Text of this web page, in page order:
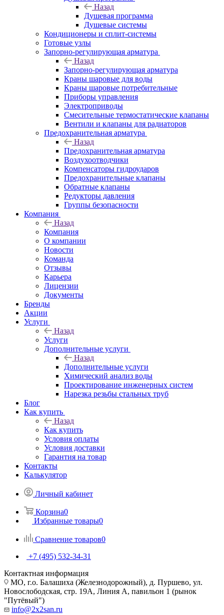
Назад
Душевая программа
Душевые системы
Кондиционеры и сплит-системы
Готовые узлы
Запорно-регулирующая арматура
Назад
Запорно-регулирующая арматура
Краны шаровые для воды
Краны шаровые потребительные
Приборы управления
Электроприводы
Смесительные термостатические клапаны
Вентили и клапаны для радиаторов
Предохранительная арматура
Назад
Предохранительная арматура
Воздухоотводчики
Компенсаторы гидроударов
Предохранительные клапаны
Обратные клапаны
Редукторы давления
Группы безопасности
Компания
Назад
Компания
О компании
Новости
Команда
Отзывы
Карьера
Лицензии
Документы
Бренды
Акции
Услуги
Назад
Услуги
Дополнительные услуги
Назад
Дополнительные услуги
Химический анализ воды
Проектирование инженерных систем
Нарезка резьбы стальных труб
Блог
Как купить
Назад
Как купить
Условия оплаты
Условия доставки
Гарантия на товар
Контакты
Калькулятор
Личный кабинет
Корзина0
Избранные товары0
Сравнение товаров0
+7 (495) 532‑34‑31
Контактная информация
МО, г.о. Балашиха (Железнодорожный), д. Пуршево, ул.
Новослободская, стр. 19А, Линия А, павильон 1 (рынок
"Путёвый")
info@2x2san.ru